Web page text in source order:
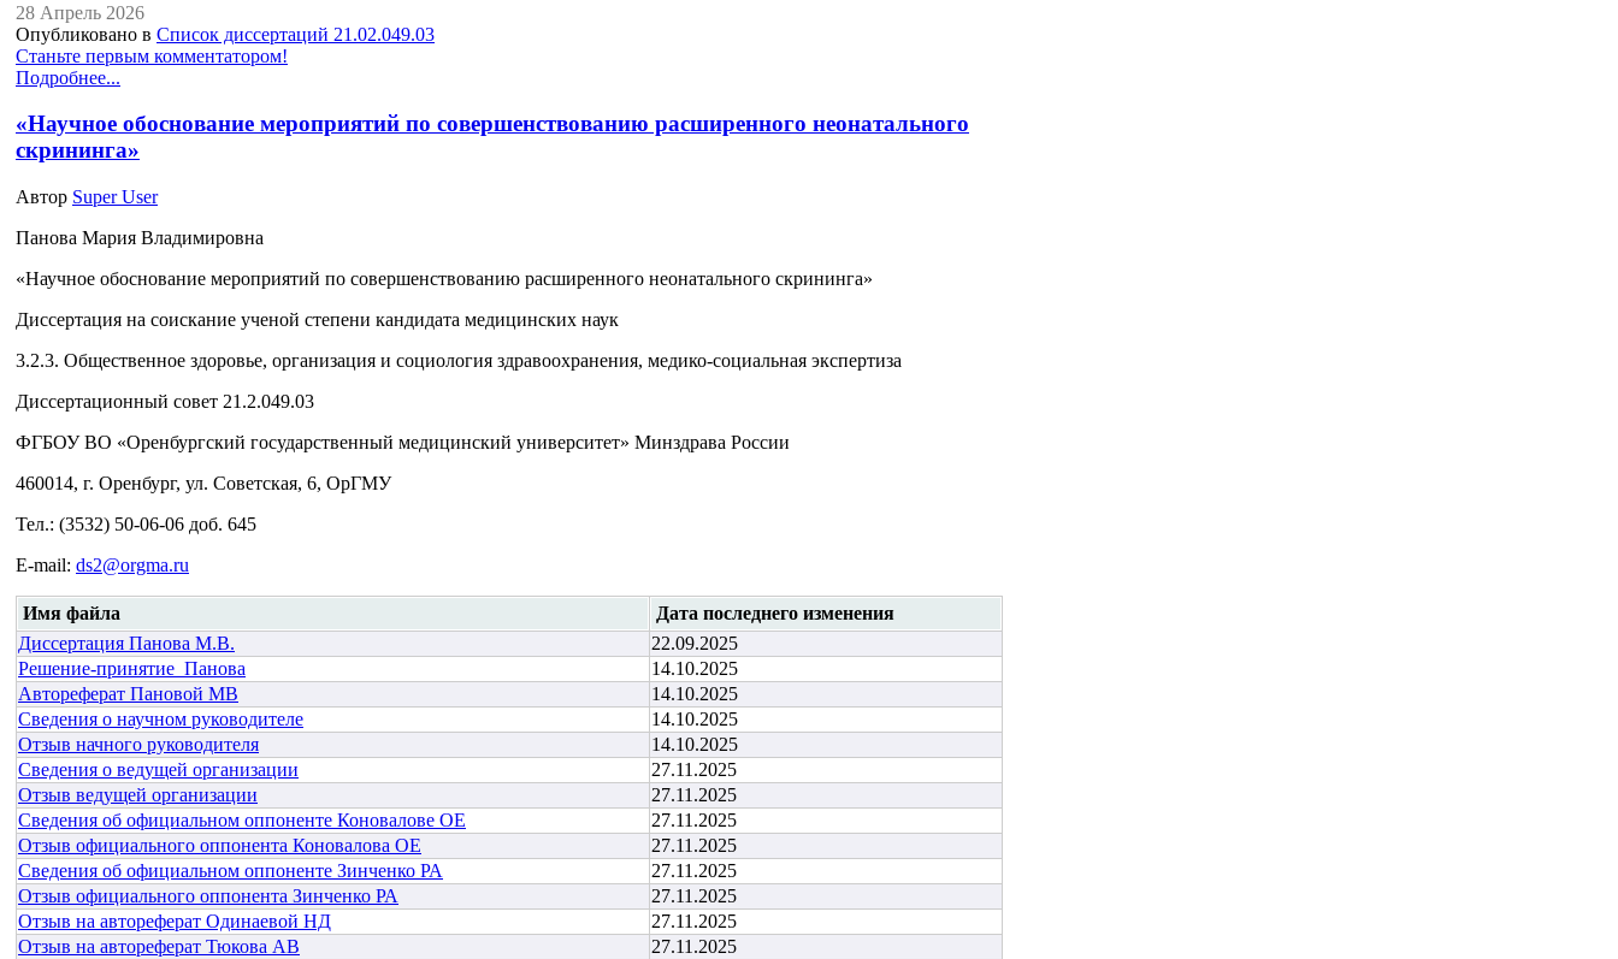
28 Апрель 2026
Опубликовано в Список диссертаций 21.02.049.03
Станьте первым комментатором!
Подробнее...
«Научное обоснование мероприятий по совершенствованию расширенного неонатального
скрининга»
Автор Super User
Панова Мария Владимировна
«Научное обоснование мероприятий по совершенствованию расширенного неонатального скрининга»
Диссертация на соискание ученой степени кандидата медицинских наук
3.2.3. Общественное здоровье, организация и социология здравоохранения, медико-социальная экспертиза
Диссертационный совет 21.2.049.03
ФГБОУ ВО «Оренбургский государственный медицинский университет» Минздрава России
460014, г. Оренбург, ул. Советская, 6, ОрГМУ
Тел.: (3532) 50-06-06 доб. 645
E-mail: ds2@orgma.ru
Имя файла
Дата последнего изменения
Диссертация Панова М.В.
22.09.2025
Решение-принятие_Панова
14.10.2025
Автореферат Пановой МВ
14.10.2025
Сведения о научном руководителе
14.10.2025
Отзыв начного руководителя
14.10.2025
Сведения о ведущей организации
27.11.2025
Отзыв ведущей организации
27.11.2025
Сведения об официальном оппоненте Коновалове ОЕ
27.11.2025
Отзыв официального оппонента Коновалова ОЕ
27.11.2025
Сведения об официальном оппоненте Зинченко РА
27.11.2025
Отзыв официального оппонента Зинченко РА
27.11.2025
Отзыв на автореферат Одинаевой НД
27.11.2025
Отзыв на автореферат Тюкова АВ
27.11.2025